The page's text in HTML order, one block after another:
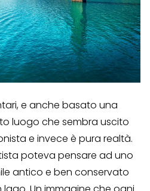
e anche basato una
luogo che sembra uscito
e invece è pura realtà.
poteva pensare ad uno
antico e ben conservato